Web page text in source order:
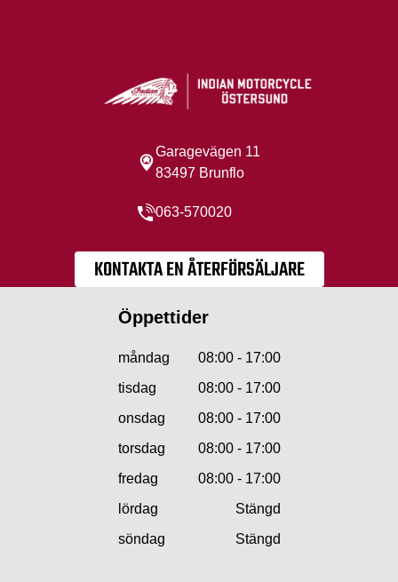
Garagevägen 11
83497 Brunflo
063-570020
KONTAKTA EN ÅTERFÖRSÄLJARE
Öppettider
måndag
08:00 - 17:00
tisdag
08:00 - 17:00
onsdag
08:00 - 17:00
torsdag
08:00 - 17:00
fredag
08:00 - 17:00
lördag
Stängd
söndag
Stängd